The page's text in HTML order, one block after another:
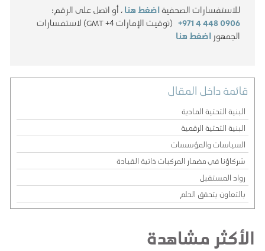
للاستفسارات الصحفيةاضغط هنا، أو اتصل على الرقم:
+971 4 448 0906
(توقيت الإمارات GMT +4) لاستفسارات
الجمهور اضغط هنا
قائمة داخل المقال
البنية التحتية المادية
البنية التحتية الرقمية
السياسات والمؤسسات
شركاؤنا في مضمار المركبات ذاتية القيادة
رواد المستقبل
بالتعاون يتحقق الحلم
الأكثر مشاهدة